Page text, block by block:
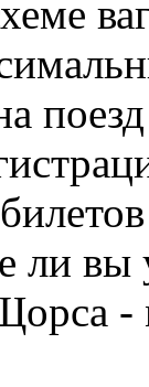
ли вы